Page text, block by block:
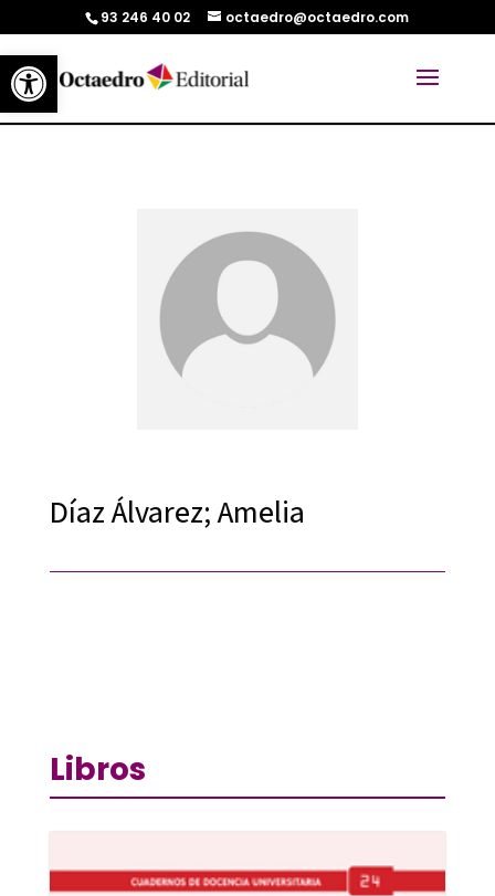
Abrir barra de herramientas
93 246 40 02 octaedro@octaedro.com
Díaz Álvarez; Amelia
Libros